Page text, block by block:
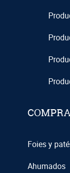
Foies y
Ahumados